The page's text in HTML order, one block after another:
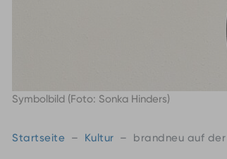
Symbolbild (Foto: Sonka Hinders)
Startseite Kultur brandneu auf der